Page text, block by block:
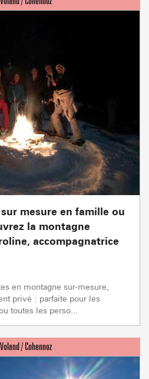
mesure en famille ou
la montagne
accompagnatrice
en montagne sur-mesure,
privé : parfaite pour les
toutes les perso...